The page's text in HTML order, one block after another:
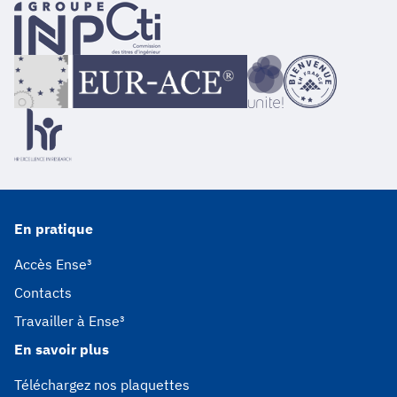
En pratique
Accès Ense³
Contacts
Travailler à Ense³
En savoir plus
Téléchargez nos plaquettes